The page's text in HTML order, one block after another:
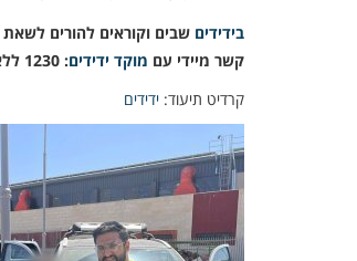
בידידים שבים וקוראים להורים
קשר מיידי עם מוקד ידידים: 1230 ללא כוכבית
קרדיט תיעוד: ידידים